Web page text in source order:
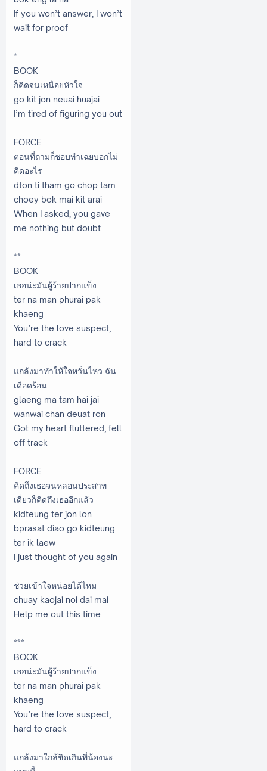
If you won’t answer, I won’t
wait for proof
*
BOOK
ก็คิดจนเหนื่อยหัวใจ
go kit jon neuai huajai
I’m tired of figuring you out
FORCE
ตอนที่ถามก็ชอบทำเฉยบอกไม่
คิดอะไร
dton ti tham go chop tam
choey bok mai kit arai
When I asked, you gave
me nothing but doubt
**
BOOK
เธอน่ะมันผู้ร้ายปากแข็ง
ter na man phurai pak
khaeng
You’re the love suspect,
hard to crack
แกล้งมาทำให้ใจหวั่นไหว ฉัน
เดือดร้อน
glaeng ma tam hai jai
wanwai chan deuat ron
Got my heart fluttered, fell
off track
FORCE
คิดถึงเธอจนหลอนประสาท
เดี๋ยวก็คิดถึงเธออีกแล้ว
kidteung ter jon lon
bprasat diao go kidteung
ter ik laew
I just thought of you again
ช่วยเข้าใจหน่อยได้ไหม
chuay kaojai noi dai mai
Help me out this time
***
BOOK
เธอน่ะมันผู้ร้ายปากแข็ง
ter na man phurai pak
khaeng
You’re the love suspect,
hard to crack
แกล้งมาใกล้ชิดเกินพี่น้องนะ